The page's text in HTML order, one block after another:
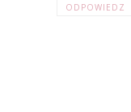
ODPOWIEDZ